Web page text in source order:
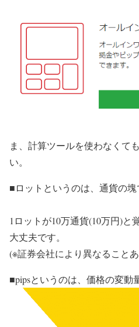
ま、計算ツールを使わなくて
い。
■ロットというのは、通貨の塊
1ロットが10万通貨(10万円)と
大丈夫です。
(※証券会社により異なること
■pipsというのは、価格の変動